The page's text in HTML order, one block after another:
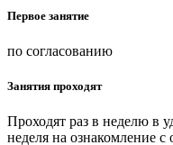
Первое занятие
по согласованию
Занятия проходят
Проходят раз в неделю в
неделя на ознакомление